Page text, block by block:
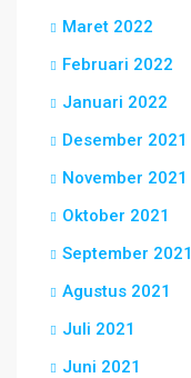
Maret 2022
Februari 2022
Januari 2022
Desember 2021
November 2021
Oktober 2021
September 2021
Agustus 2021
Juli 2021
Juni 2021